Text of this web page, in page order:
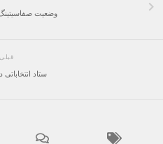
وضعیت
قبلی
ستاد انتخاباتی